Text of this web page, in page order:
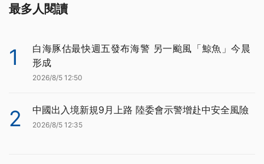
最多人閱讀
1
白海豚估最快週五發布海警 另一颱風「鯨魚」今晨
形成
2026/8/5 12:50
2 中國出入境新規9月上路 陸委會示警增赴中安全風險
2026/8/5 12:35